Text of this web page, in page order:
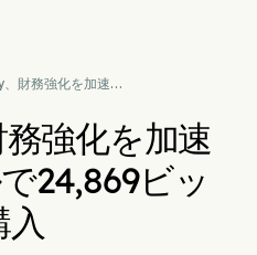
財務強化を加速し
入
強化を加速
24,869ビッ